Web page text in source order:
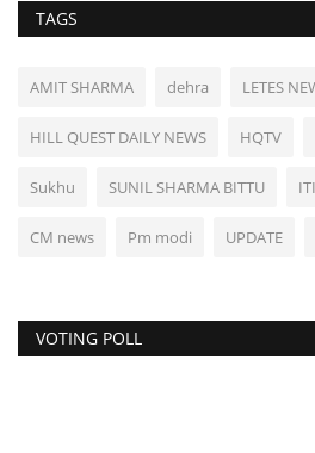
TAGS
AMIT SHARMA dehra LETES
HILL QUEST DAILY NEWS HQTV
Sukhu SUNIL SHARMA BITTU ITI
CM news Pm modi UPDATE
VOTING POLL